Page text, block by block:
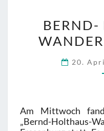
BERND-
20.
Am Mittwoch
„Bernd-